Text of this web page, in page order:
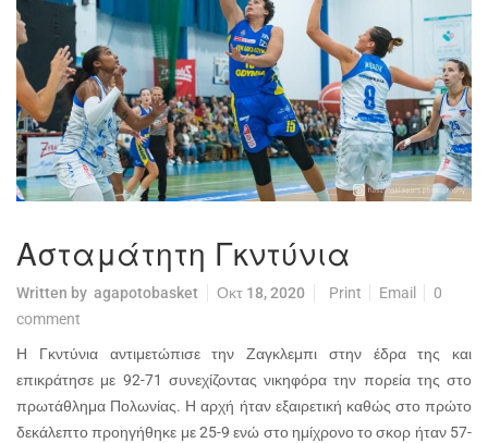
Ασταμάτητη Γκντύνια
Written by agapotobasket Οκτ 18, 2020 Print Email
0
comment
Η Γκντύνια αντιμετώπισε την Ζαγκλεμπι στην έδρα της και
επικράτησε με 92-71 συνεχίζοντας νικηφόρα την πορεία της στο
πρωτάθλημα Πολωνίας. Η αρχή ήταν εξαιρετική καθώς στο πρώτο
δεκάλεπτο προηγήθηκε με 25-9 ενώ στο ημίχρονο το σκορ ήταν 57-